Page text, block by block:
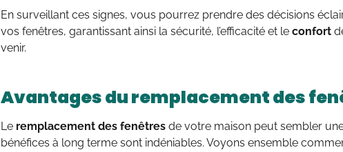
En surveillant ces signes, vous pourrez prendre des décisions
vos fenêtres, garantissant ainsi la sécurité, l’efficacité et le confort
venir.
Avantages du remplacement des
Le remplacement des fenêtres de votre maison peut sembler
bénéfices à long terme sont indéniables. Voyons ensemble